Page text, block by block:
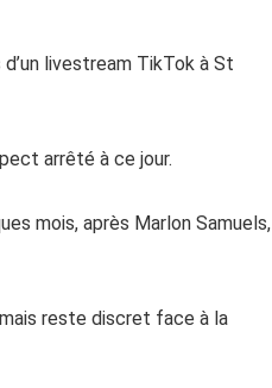
livestream TikTok à St
arrêté à ce jour.
mois, après Marlon Samuels,
reste discret face à la